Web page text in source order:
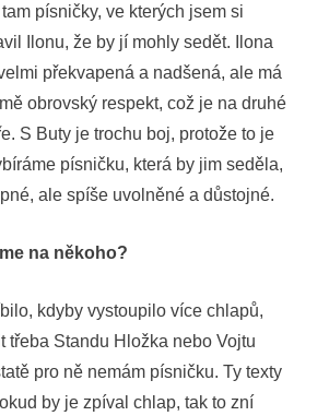
písničky, ve kterých jsem si
Ilonu, že by jí mohly sedět. Ilona
překvapená a nadšená, ale má
obrovský respekt, což je na druhé
S Buty je trochu boj, protože to je
písničku, která by jim seděla,
ale spíše uvolněné a důstojné.
na někoho?
kdyby vystoupilo více chlapů,
třeba Standu Hložka nebo Vojtu
pro ně nemám písničku. Ty texty
by je zpíval chlap, tak to zní